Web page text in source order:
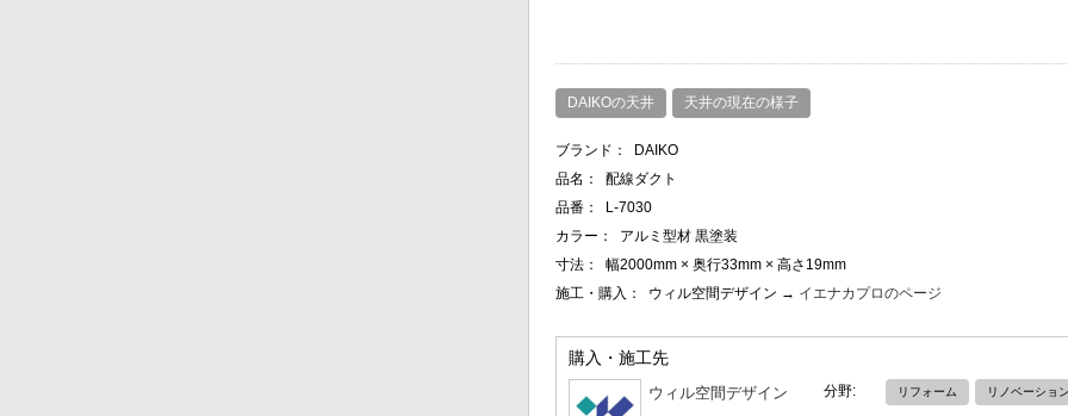
DAIKOの天井 天井の現在の様子
ブランド：
DAIKO
品名：
配線ダクト
品番：
L-7030
カラー：
アルミ型材 黒塗装
寸法：
幅2000mm × 奥行33mm × 高さ19mm
施工・購入：
ウィル空間デザイン → イエナカプロのページ
購入・施工先
ウィル空間デザイン 分野: リフォーム リノベーショ